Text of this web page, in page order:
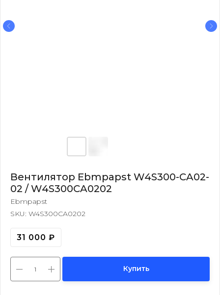
Вентилятор Ebmpapst W4S300-CA02-
02 / W4S300CA0202
Ebmpapst
SKU: W4S300CA0202
31 000 ₽
Купить